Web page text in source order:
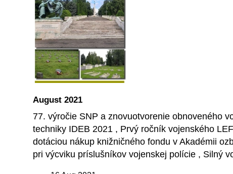
August 2021
77. výročie SNP a znovuotvorenie obnoveného
techniky IDEB 2021 , Prvý ročník vojenského
dotáciou nákup knižničného fondu v Akadémii
pri výcviku príslušníkov vojenskej polície , Silný